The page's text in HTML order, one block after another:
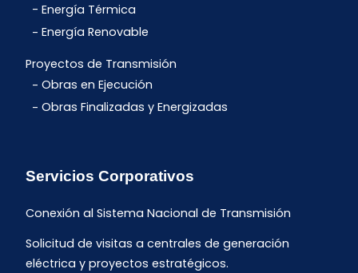
Energía Térmica
Energía Renovable
Proyectos de Transmisión
Obras en Ejecución
Obras Finalizadas y Energizadas
Servicios Corporativos
Conexión al Sistema Nacional de Transmisión
Solicitud de visitas a centrales de generación
eléctrica y proyectos estratégicos.